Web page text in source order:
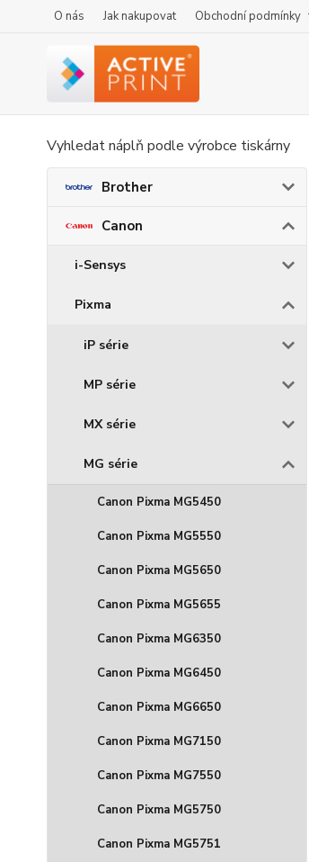
O nás Jak nakupovat Obchodní podmínky
Vyhledat náplň podle výrobce tiskárny
Brother
Canon
i-Sensys
Pixma
iP série
MP série
MX série
MG série
Canon Pixma MG5450
Canon Pixma MG5550
Canon Pixma MG5650
Canon Pixma MG5655
Canon Pixma MG6350
Canon Pixma MG6450
Canon Pixma MG6650
Canon Pixma MG7150
Canon Pixma MG7550
Canon Pixma MG5750
Canon Pixma MG5751